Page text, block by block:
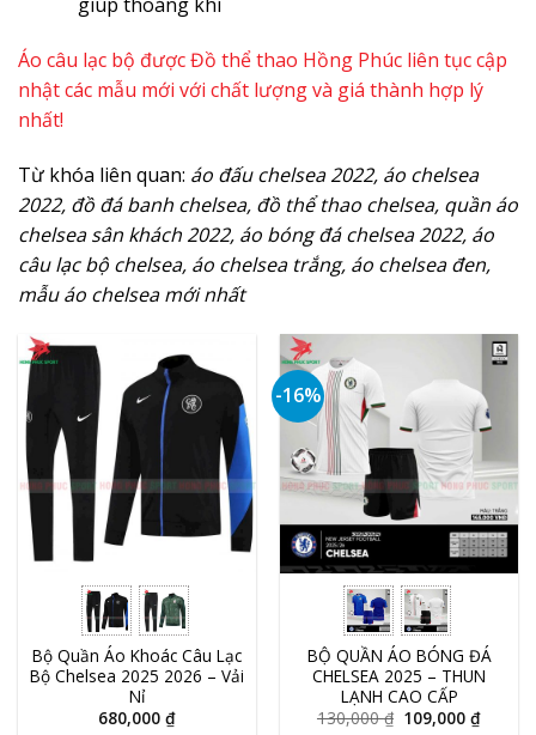
Áo câu lạc bộ được Đồ thể thao Hồng Phúc liên tục cập
nhật các mẫu mới với chất lượng và giá thành hợp lý
nhất!
Từ khóa liên quan: áo đấu chelsea 2022, áo chelsea
2022, đồ đá banh chelsea, đồ thể thao chelsea, quần áo
chelsea sân khách 2022, áo bóng đá chelsea 2022, áo
câu lạc bộ chelsea, áo chelsea trắng, áo chelsea đen,
mẫu áo chelsea mới nhất
Bộ Quần Áo Khoác Câu Lạc
Bộ Chelsea 2025 2026 – Vải
Nỉ
680,000 ₫
-16%
BỘ QUẦN ÁO BÓNG ĐÁ
CHELSEA 2025 – THUN
LẠNH CAO CẤP
130,000₫ 109,000₫